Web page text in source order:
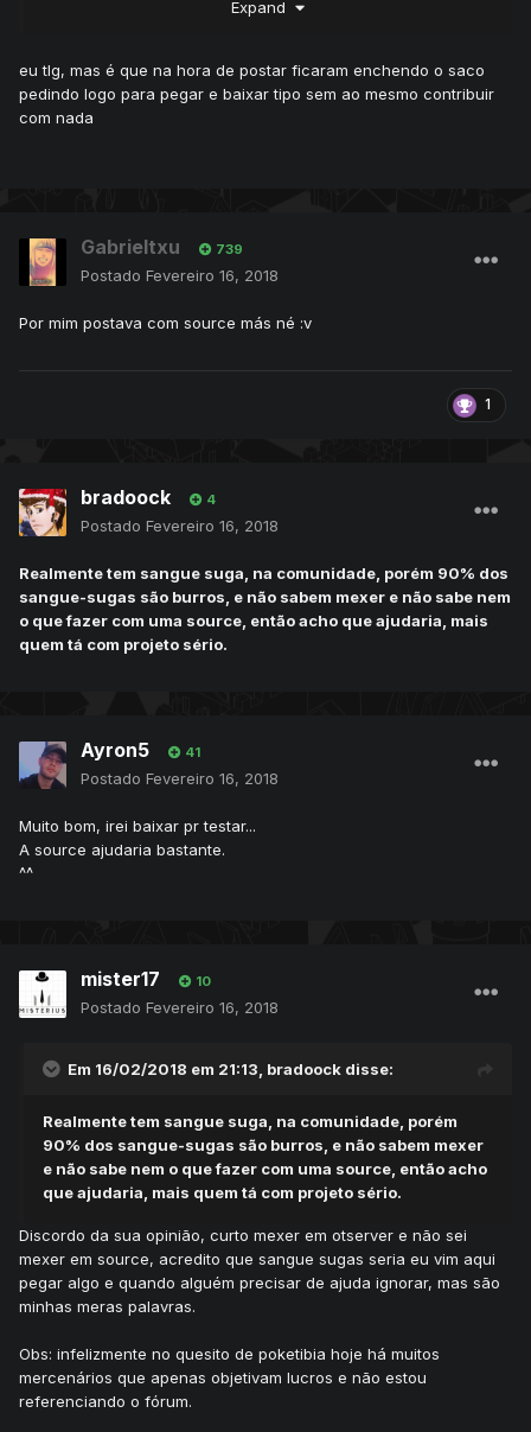
nao fiz, e hoje mesmo tendo bugs muita gente aproveitou a
Concordo com o Wore. Mas obrigado pela contribuição e
boa sorte.
Expand
eu tlg, mas é que na hora de postar ficaram enchendo o saco
pedindo logo para pegar e baixar tipo sem ao mesmo contribuir
com nada
Gabrieltxu 739
Postado Fevereiro 16, 2018
Por mim postava com source más né :v
1
bradoock 4
Postado Fevereiro 16, 2018
Realmente tem sangue suga, na comunidade, porém 90% dos
sangue-sugas são burros, e não sabem mexer e não sabe nem
o que fazer com uma source, então acho que ajudaria, mais
quem tá com projeto sério.
Ayron5 41
Postado Fevereiro 16, 2018
Muito bom, irei baixar pr testar...
A source ajudaria bastante.
^^
mister17 10
Postado Fevereiro 16, 2018
Em 16/02/2018 em 21:13, bradoock disse:
Realmente tem sangue suga, na comunidade, porém
90% dos sangue-sugas são burros, e não sabem mexer
e não sabe nem o que fazer com uma source, então acho
que ajudaria, mais quem tá com projeto sério.
Discordo da sua opinião, curto mexer em otserver e não sei
mexer em source, acredito que sangue sugas seria eu vim aqui
pegar algo e quando alguém precisar de ajuda ignorar, mas são
minhas meras palavras.
Obs: infelizmente no quesito de poketibia hoje há muitos
mercenários que apenas objetivam lucros e não estou
referenciando o fórum.